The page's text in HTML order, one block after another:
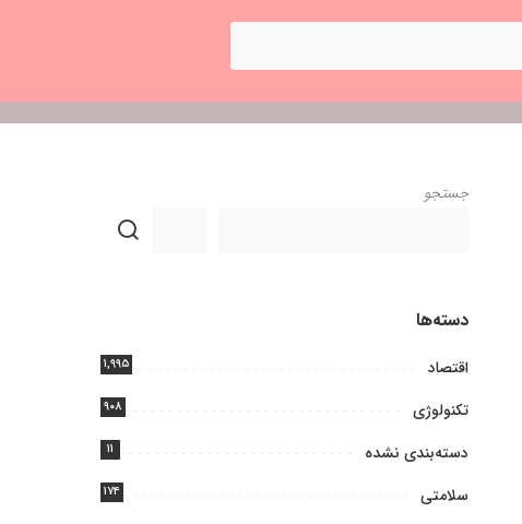
جستجو
دسته‌ها
اقتصاد ۱,۹۹۵
تکنولوژی ۹۰۸
دسته‌بندی نشده ۱۱
سلامتی ۱۷۴